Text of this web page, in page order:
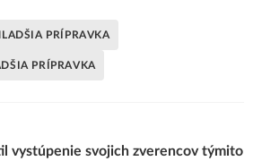
PRÍPRAVKA
PRÍPRAVKA
vystúpenie svojich zverencov týmito